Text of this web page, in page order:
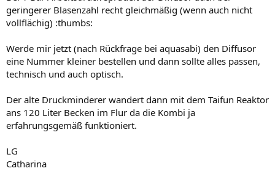
geringerer Blasenzahl recht gleichmäßig (wenn auch nicht
vollflächig) :thumbs:
Werde mir jetzt (nach Rückfrage bei aquasabi) den Diffusor
eine Nummer kleiner bestellen und dann sollte alles passen,
technisch und auch optisch.
Der alte Druckminderer wandert dann mit dem Taifun Reaktor
ans 120 Liter Becken im Flur da die Kombi ja
erfahrungsgemäß funktioniert.
LG
Catharina